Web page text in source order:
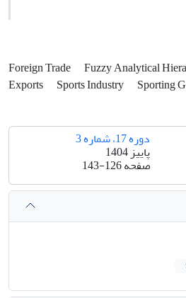
Foreign Trade
Fuzzy Analytical
Exports
Sports Industry
Sporting
دوره 17، شماره 3
پاییز 1404
صفحه143-126